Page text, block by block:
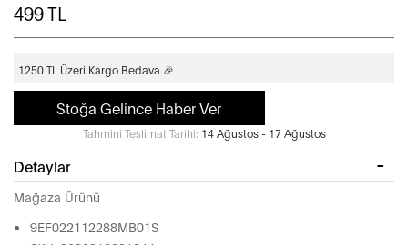
499TL
1250 TL Üzeri Kargo Bedava 🎉
Stoğa Gelince Haber Ver
Tahmini Teslimat Tarihi: 14 Ağustos - 17 Ağustos
Detaylar
Mağaza Ürünü
9EF022112288MB01S